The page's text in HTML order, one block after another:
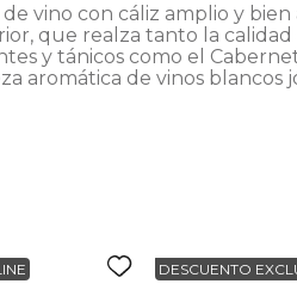
de vino con cáliz amplio y
que realza tanto la
y tánicos como el
aromática de vinos blancos
DESCUENTO